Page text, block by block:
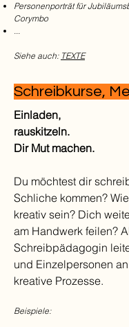
Personenporträt für
Corymbo
...
Siehe auch: TEXTE
Schreibkurse,
Einladen,
rauskitzeln.
Dir Mut machen.
Du möchtest dir
Schliche kommen?
kreativ sein? Dich
am Handwerk feilen?
Schreibpädagogin
und Einzelpersonen
kreative Prozesse.
Beispiele: